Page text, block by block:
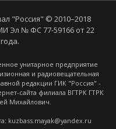
"Россия" © 2010–2018
Эл № ФС 77-59166 от 22
унитарное предприятие
и радиовещательная
редакции ГИК "Россия" -
сайта филиала ВГТРК ГТРК
Михайлович.
kuzbass.mayak@yandex.ru